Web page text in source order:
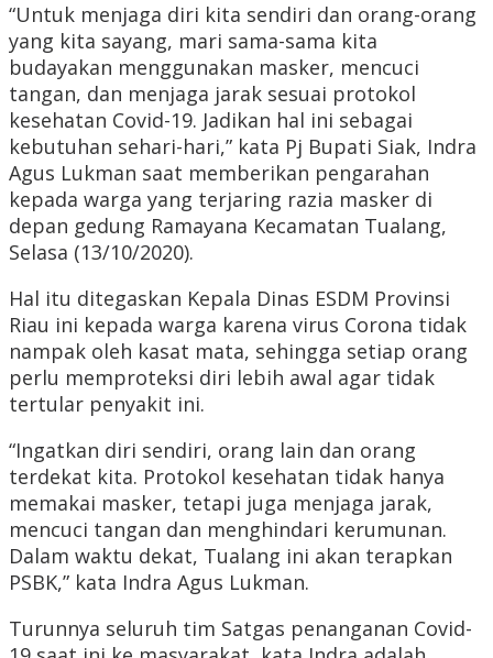
“Untuk menjaga diri kita sendiri dan orang-orang
yang kita sayang, mari sama-sama kita
budayakan menggunakan masker, mencuci
tangan, dan menjaga jarak sesuai protokol
kesehatan Covid-19. Jadikan hal ini sebagai
kebutuhan sehari-hari,” kata Pj Bupati Siak, Indra
Agus Lukman saat memberikan pengarahan
kepada warga yang terjaring razia masker di
depan gedung Ramayana Kecamatan Tualang,
Selasa (13/10/2020).
Hal itu ditegaskan Kepala Dinas ESDM Provinsi
Riau ini kepada warga karena virus Corona tidak
nampak oleh kasat mata, sehingga setiap orang
perlu memproteksi diri lebih awal agar tidak
tertular penyakit ini.
“Ingatkan diri sendiri, orang lain dan orang
terdekat kita. Protokol kesehatan tidak hanya
memakai masker, tetapi juga menjaga jarak,
mencuci tangan dan menghindari kerumunan.
Dalam waktu dekat, Tualang ini akan terapkan
PSBK,” kata Indra Agus Lukman.
Turunnya seluruh tim Satgas penanganan Covid-